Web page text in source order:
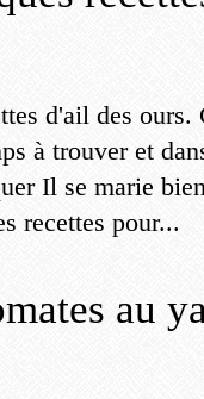
d'ail des ours.
à trouver et
Il se marie
recettes pour...
au